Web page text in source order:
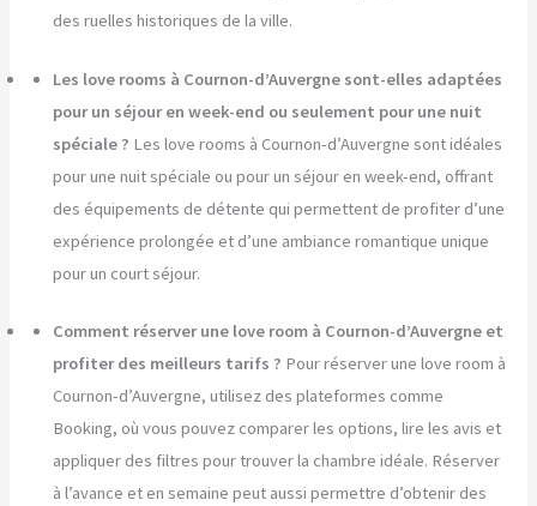
des ruelles historiques de la ville.
Les love rooms à Cournon-d’Auvergne sont-elles adaptées
pour un séjour en week-end ou seulement pour une nuit
spéciale ? Les love rooms à Cournon-d’Auvergne sont idéales
pour une nuit spéciale ou pour un séjour en week-end, offrant
des équipements de détente qui permettent de profiter d’une
expérience prolongée et d’une ambiance romantique unique
pour un court séjour.
Comment réserver une love room à Cournon-d’Auvergne et
profiter des meilleurs tarifs ? Pour réserver une love room à
Cournon-d’Auvergne, utilisez des plateformes comme
Booking, où vous pouvez comparer les options, lire les avis et
appliquer des filtres pour trouver la chambre idéale. Réserver
à l’avance et en semaine peut aussi permettre d’obtenir des